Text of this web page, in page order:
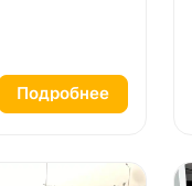
Подробнее